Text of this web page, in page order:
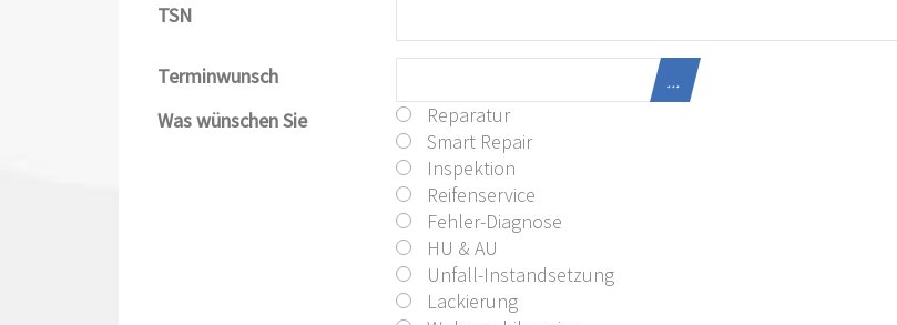
TSN
Terminwunsch ...
Was wünschen Sie
Reparatur
Smart Repair
Inspektion
Reifenservice
Fehler-Diagnose
HU & AU
Unfall-Instandsetzung
Lackierung